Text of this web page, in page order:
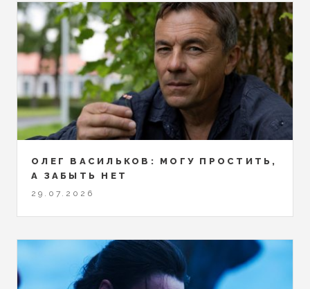
ОЛЕГ ВАСИЛЬКОВ: МОГУ ПРОСТИТЬ,
А ЗАБЫТЬ НЕТ
29.07.2026